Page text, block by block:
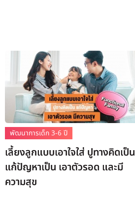
พัฒนาการเด็ก 3-6 ปี
เลี้ยงลูกแบบเอาใจใส่ ปูทางคิดเป็น
แก้ปัญหาเป็น เอาตัวรอด และมี
ความสุข